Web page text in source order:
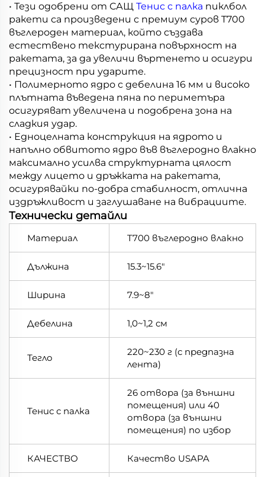
• Тези одобрени от САЩ Тенис с палка пиклбол
ракети са произведени с премиум суров T700
въглероден материал, който създава
естествено текстурирана повърхност на
ракетата, за да увеличи въртенето и осигури
прецизност при ударите.
• Полимерното ядро с дебелина 16 мм и високо
плътната въведена пяна по периметъра
осигуряват увеличена и подобрена зона на
сладкия удар.
• Едноцелната конструкция на ядрото и
напълно обвитото ядро във въглеродно влакно
максимално усилва структурната цялост
между лицето и дръжката на ракетата,
осигурявайки по-добра стабилност, отлична
издръжливост и заглушаване на вибрациите.
Технически детайли
Материал T700 въглеродно влакно
Дължина 15.3~15.6"
Ширина 7.9~8"
Дебелина 1,0~1,2 см
Тегло
220~230 г (с предпазна
лента)
Тенис с палка
26 отвора (за външни
помещения) или 40
отвора (за външни
помещения) по избор
КАЧЕСТВО Качество USAPA